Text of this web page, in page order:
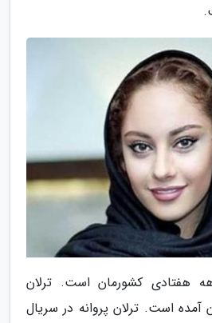
دهه هفتادی کشورمان است. ترلان
آمده است. ترلان پروانه در سریال